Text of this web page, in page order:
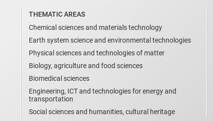
THEMATIC AREAS
Chemical sciences and materials technology
Earth system science and environmental technologies
Physical sciences and technologies of matter
Biology, agriculture and food sciences
Biomedical sciences
Engineering, ICT and technologies for energy and
transportation
Social sciences and humanities, cultural heritage